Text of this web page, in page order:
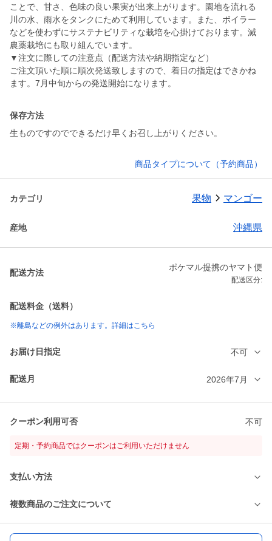
ことで、甘さ、色味の良い果実が出来上がります。園地を流れる
川の水、雨水をタンクにためて利用しています。また、ボイラー
などを使わずにサステナビリティな栽培を心掛けております。減
農薬栽培にも取り組んでいます。
▼注文に際しての注意点（配送方法や納期指定など）
ご注文頂いた順に順次発送致しますので、着日の指定はできかね
ます。7月中旬からの発送開始になります。
保存方法
生ものですのでできるだけ早くお召し上がりください。
商品タイプについて（予約商品）
カテゴリ 果物 マンゴー
産地 沖縄県
配送方法
ポケマル提携のヤマト便
配送区分:
配送料金（送料）
※離島などの例外はあります。詳細はこちら
お届け日指定 不可
配送月 2026年7月
クーポン利用可否 不可
定期・予約商品ではクーポンはご利用いただけません
支払い方法
複数商品のご注文について